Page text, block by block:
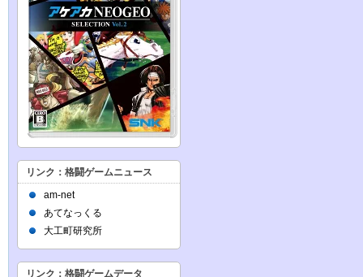
リンク：格闘ゲームニュース
am-net
あてなっくる
大工町研究所
リンク：格闘ゲームデータ